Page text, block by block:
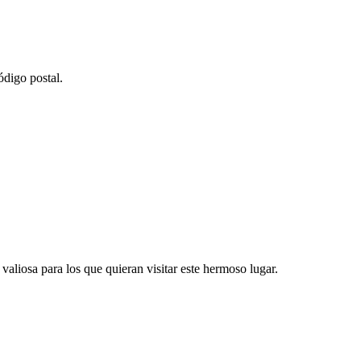
postal.
para los que quieran visitar este hermoso lugar.